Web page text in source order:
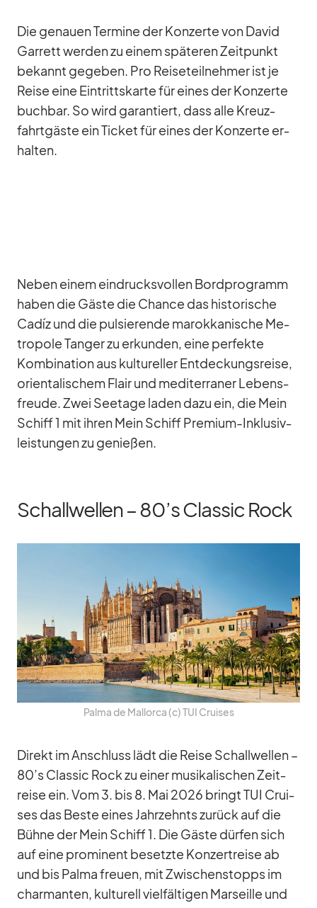
Die ge­nauen Ter­mine der Kon­zerte von Da­vid
Gar­rett wer­den zu ei­nem spä­te­ren Zeit­punkt
be­kannt ge­ge­ben. Pro Rei­se­teil­neh­mer ist je
Reise eine Ein­tritts­karte für ei­nes der Kon­zerte
buch­bar. So wird ga­ran­tiert, dass alle Kreuz­
fahrt­gäste ein Ti­cket für ei­nes der Kon­zerte er­
hal­ten.
Ne­ben ei­nem ein­drucks­vol­len Bord­pro­gramm
ha­ben die Gäste die Chance das his­to­ri­sche
Ca­díz und die pul­sie­rende ma­rok­ka­ni­sche Me­
tro­pole Tan­ger zu er­kun­den, eine per­fekte
Kom­bi­na­tion aus kul­tu­rel­ler Ent­de­ckungs­reise,
ori­en­ta­li­schem Flair und me­di­ter­ra­ner Le­bens­
freude. Zwei See­tage la­den dazu ein, die Mein
Schiff 1 mit ih­ren Mein Schiff Pre­mium-In­klu­siv­
leis­tun­gen zu ge­nie­ßen.
Schallwellen – 80’s Classic Rock
Palma de Mal­lorca (c) TUI Crui­ses
Di­rekt im An­schluss lädt die Reise Schall­wel­len –
80’s Clas­sic Rock zu ei­ner mu­si­ka­li­schen Zeit­
reise ein. Vom 3. bis 8. Mai 2026 bringt TUI Crui­
ses das Beste ei­nes Jahr­zehnts zu­rück auf die
Bühne der Mein Schiff 1. Die Gäste dür­fen sich
auf eine pro­mi­nent be­setzte Kon­zert­reise ab
und bis Palma freuen, mit Zwi­schen­stopps im
char­man­ten, kul­tu­rell viel­fäl­ti­gen Mar­seille und